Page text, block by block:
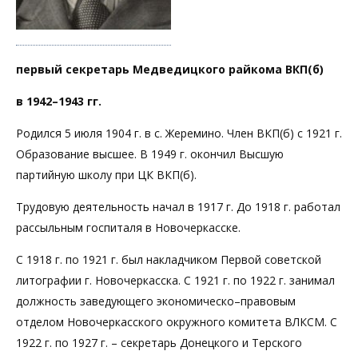
первый секретарь Медведицкого райкома ВКП(б)
в 1942–1943 гг.
Родился 5 июля 1904 г. в с. Жеремино. Член ВКП(б) с 1921 г.
Образование высшее. В 1949 г. окончил Высшую
партийную школу при ЦК ВКП(б).
Трудовую деятельность начал в 1917 г. До 1918 г. работал
рассыльным госпиталя в Новочеркасске.
С 1918 г. по 1921 г. был накладчиком Первой советской
литографии г. Новочеркасска. С 1921 г. по 1922 г. занимал
должность заведующего экономическо–правовым
отделом Новочеркасского окружного комитета ВЛКСМ. С
1922 г. по 1927 г. – секретарь Донецкого и Терского